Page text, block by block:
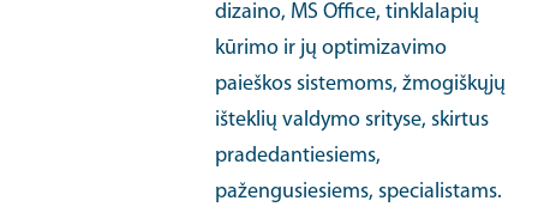
dizaino, MS Office, tinklalapių
kūrimo ir jų optimizavimo
paieškos sistemoms, žmogiškųjų
išteklių valdymo srityse, skirtus
pradedantiesiems,
pažengusiesiems, specialistams.